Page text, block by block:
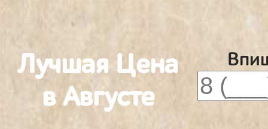
Лучшая Цена
в Августе